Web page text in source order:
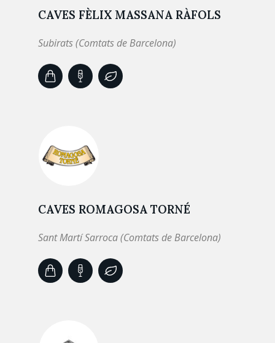
CAVES FÈLIX MASSANA RÀFOLS
Subirats (Comtats de Barcelona)
CAVES ROMAGOSA TORNÉ
Sant Martí Sarroca (Comtats de Barcelona)